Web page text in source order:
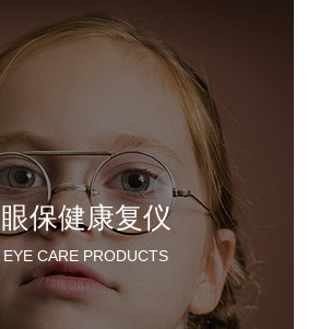
眼保健康复仪
EYE CARE PRODUCTS